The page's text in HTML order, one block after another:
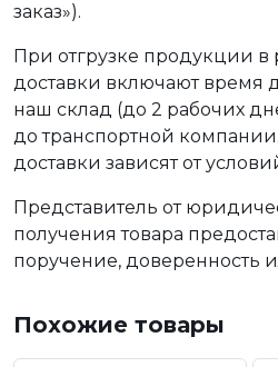
заказ»).
При отгрузке продукции в
доставки включают время
наш склад (до 2 рабочих
до транспортной
доставки зависят от
Представитель от
получения товара
поручение, доверенность
Похожие товары